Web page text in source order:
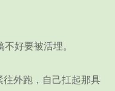
好要被活埋。
外跑，自己扛起那具